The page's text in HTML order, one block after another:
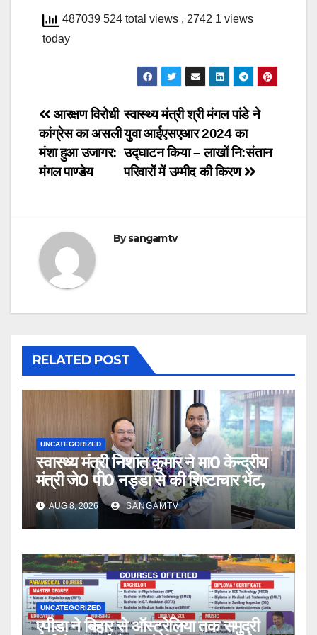
487039 524 total views , 2742 1 views
today
Post
navigation
स्वास्थ्य मंत्री श्री मंगल पांडे ने
युवा आईएसएआर 2024 का
उद्घाटन किया – लाखों नि:संतान
परिवारों में उम्मीद की किरण
आरक्षण विरोधी
कांग्रेस का असली
मंशा हुआ उजागर:
मंगल पाण्डेय
Bysangamtv
RELATED POST
UNCATEGORIZED
स्वास्थ्य मंत्री निशांत कुमार ने मा0 केन्द्रीय
मंत्री जे0 पी0 नड्डा से की शिष्टाचार भेंट,
AUG 8, 2026 SANGAMTV
UNCATEGORIZED
एपीडा ने बिहार से ऑस्ट्रेलिया तक समुद्री